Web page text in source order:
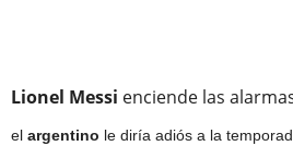
Lionel Messi enciende las
el argentino le diría adiós a la